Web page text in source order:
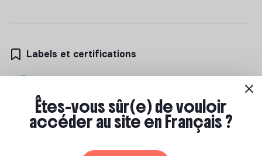
Labels et certifications
Êtes-vous sûr(e) de vouloir
accéder au site en Français ?